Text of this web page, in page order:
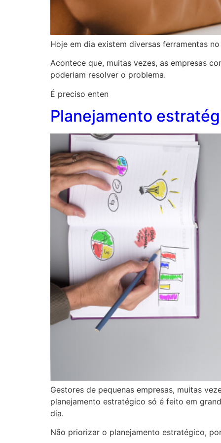
Hoje em dia existem diversas ferramentas
Acontece que, muitas vezes, as empresas
poderiam resolver o problema.
É preciso enten
Planejamento
Gestores de pequenas empresas, muitas
planejamento estratégico só é feito em
dia.
Não priorizar o planejamento estratégico,